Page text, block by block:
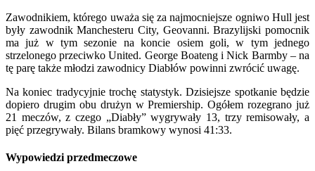
Zawodnikiem, którego uważa się za najmocniejsze ogniwo Hull jest
były zawodnik Manchesteru City, Geovanni. Brazylijski pomocnik
ma już w tym sezonie na koncie osiem goli, w tym jednego
strzelonego przeciwko United. George Boateng i Nick Barmby – na
tę parę także młodzi zawodnicy Diabłów powinni zwrócić uwagę.
Na koniec tradycyjnie trochę statystyk. Dzisiejsze spotkanie będzie
dopiero drugim obu drużyn w Premiership. Ogółem rozegrano już
21 meczów, z czego „Diabły” wygrywały 13, trzy remisowały, a
pięć przegrywały. Bilans bramkowy wynosi 41:33.
Wypowiedzi przedmeczowe